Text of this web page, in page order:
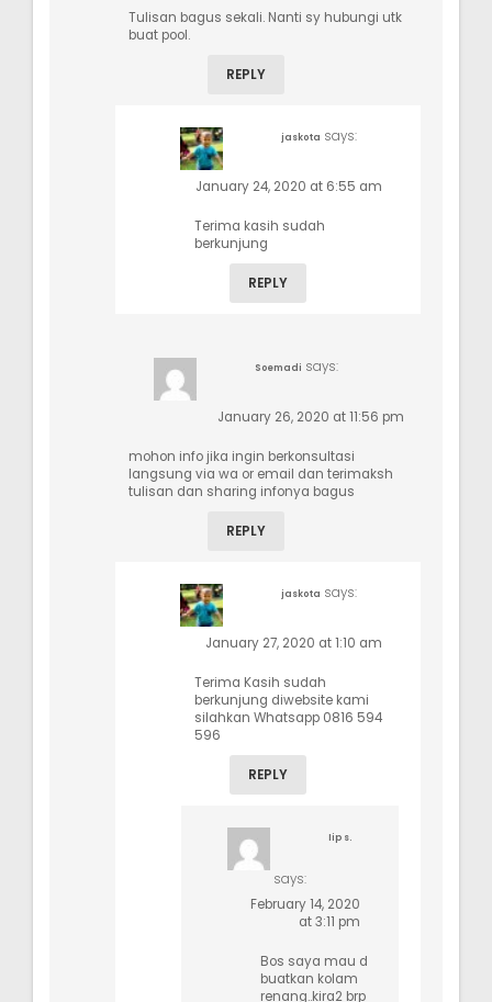
Tulisan bagus sekali. Nanti sy hubungi utk
buat pool.
REPLY
jaskota says:
January 24, 2020 at 6:55 am
Terima kasih sudah
berkunjung
REPLY
Soemadi says:
January 26, 2020 at 11:56 pm
mohon info jika ingin berkonsultasi
langsung via wa or email dan terimaksh
tulisan dan sharing infonya bagus
REPLY
jaskota says:
January 27, 2020 at 1:10 am
Terima Kasih sudah
berkunjung diwebsite kami
silahkan Whatsapp 0816 594
596
REPLY
Iip s.
says:
February 14, 2020
at 3:11 pm
Bos saya mau d
buatkan kolam
renang..kira2 brp